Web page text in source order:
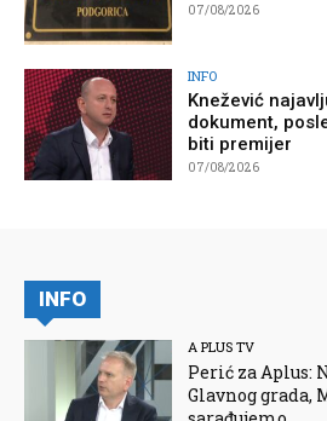
07/08/2026
INFO
Knežević
dokument,
biti premijer
07/08/2026
INFO
A PLUS TV
Perić za Aplus:
Glavnog grada,